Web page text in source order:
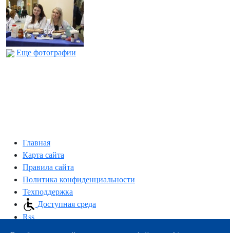
Еще фотографии
Главная
Карта сайта
Правила сайта
Политика конфиденциальности
Техподдержка
Доступная среда
Rss